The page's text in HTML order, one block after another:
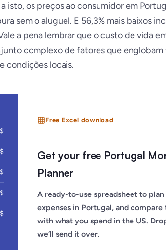
isto, os preços ao consumidor em
sem o aluguel. E 56,3% mais baixos
a pena lembrar que o custo de vida
complexo de fatores que englobam
condições locais.
Free Excel download
Get your free Portugal
Planner
A ready-to-use spreadsheet to
expenses in Portugal, and compare
with what you spend in the US.
we’ll send it over.